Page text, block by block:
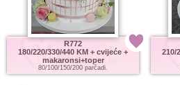
R772
180/220/330/440 KM + cvijeće +
makaronsi+toper
80/100/150/200 parčadi.
210/